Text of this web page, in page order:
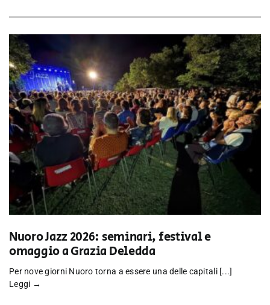
Nuoro Jazz 2026: seminari, festival e
omaggio a Grazia Deledda
Per nove giorni Nuoro torna a essere una delle capitali [...]
Leggi →